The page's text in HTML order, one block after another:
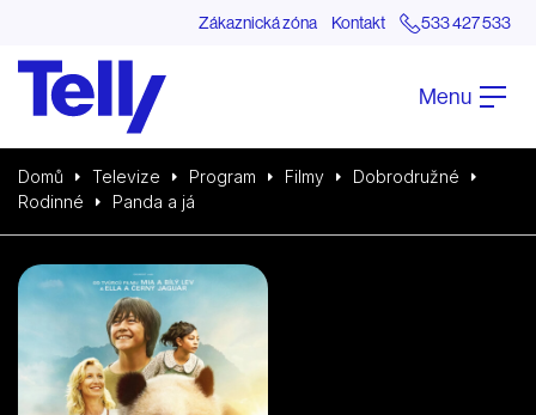
Zákaznická zóna Kontakt 533 427 533
Menu
Domů Televize Program Filmy
Dobrodružné
Rodinné
Panda a já